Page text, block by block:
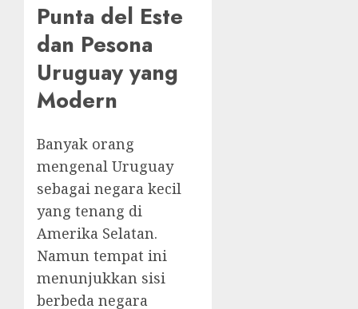
Punta del Este
dan Pesona
Uruguay yang
Modern
Banyak orang
mengenal Uruguay
sebagai negara kecil
yang tenang di
Amerika Selatan.
Namun tempat ini
menunjukkan sisi
berbeda negara